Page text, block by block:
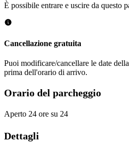
È possibile entrare e uscire da questo
Cancellazione gratuita
Puoi modificare/cancellare le date
prima dell'orario di arrivo.
Orario del parcheggio
Aperto 24 ore su 24
Dettagli